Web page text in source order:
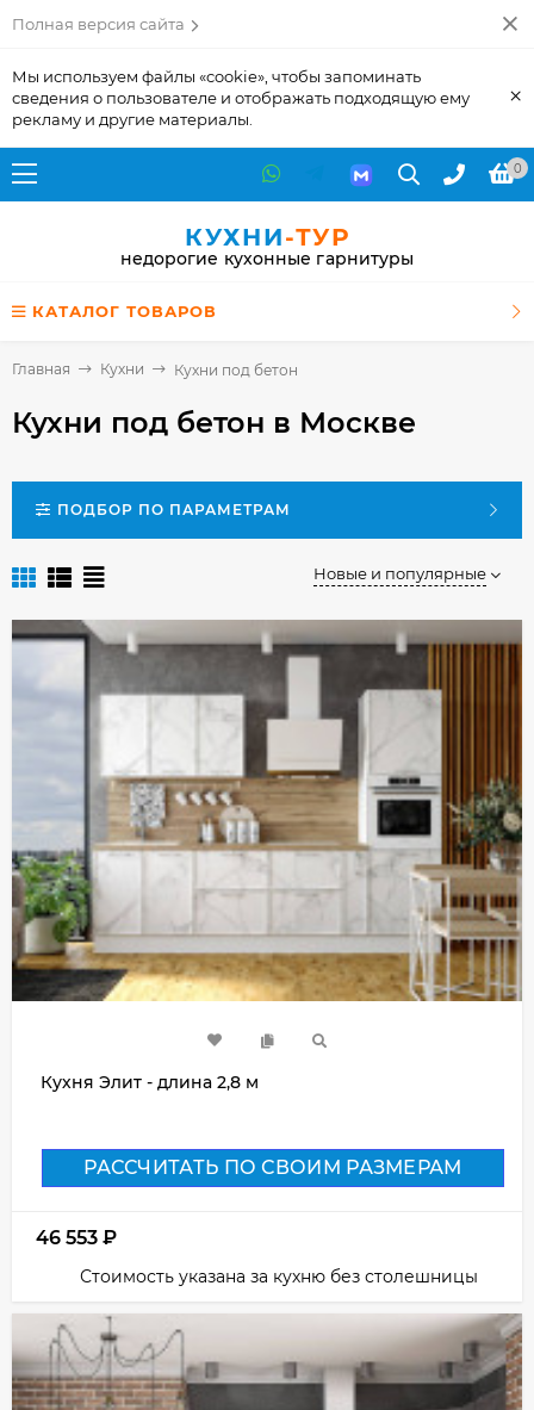
Полная версия сайта
Мы используем файлы «cookie», чтобы запоминать
сведения о пользователе и отображать подходящую ему
рекламу и другие материалы.
×
0
КУХНИ-ТУР
недорогие кухонные гарнитуры
КАТАЛОГ ТОВАРОВ
Главная Кухни Кухни под бетон
Кухни под бетон в Москве
ПОДБОР ПО ПАРАМЕТРАМ
Новые и популярные
Кухня Элит - длина 2,8 м
РАССЧИТАТЬ ПО СВОИМ РАЗМЕРАМ
46 553 ₽
Стоимость указана за кухню без столешницы